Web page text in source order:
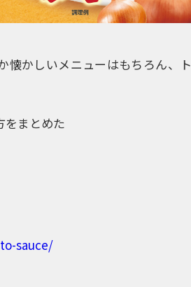
懐かしいメニューはもちろん、ト
をまとめた
sauce/